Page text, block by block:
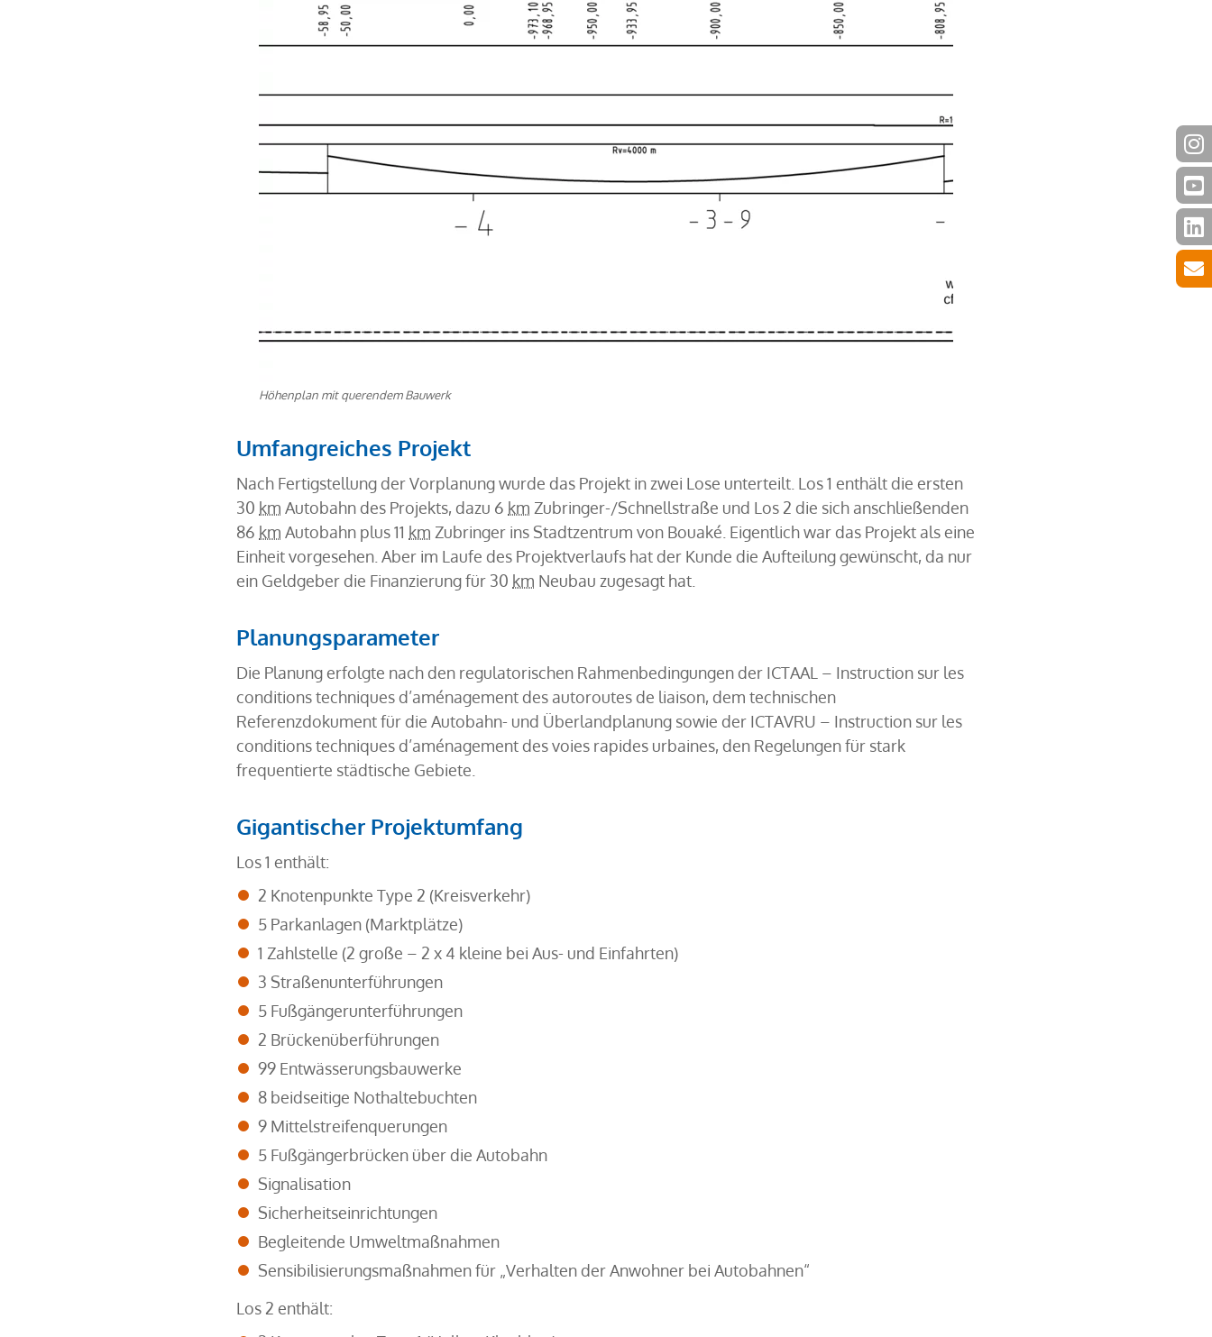
Höhenplan mit querendem Bauwerk
Umfangreiches Projekt
Nach Fertigstellung der Vorplanung wurde das Projekt in zwei Lose unterteilt. Los 1 enthält die ersten
30 km Autobahn des Projekts, dazu 6 km Zubringer-/Schnellstraße und Los 2 die sich anschließenden
86 km Autobahn plus 11 km Zubringer ins Stadtzentrum von Bouaké. Eigentlich war das Projekt als eine
Einheit vorgesehen. Aber im Laufe des Projektverlaufs hat der Kunde die Aufteilung gewünscht, da nur
ein Geldgeber die Finanzierung für 30 km Neubau zugesagt hat.
Planungsparameter
Die Planung erfolgte nach den regulatorischen Rahmenbedingungen der ICTAAL – Instruction sur les
conditions techniques d’aménagement des autoroutes de liaison, dem technischen
Referenzdokument für die Autobahn- und Überlandplanung sowie der ICTAVRU – Instruction sur les
conditions techniques d’aménagement des voies rapides urbaines, den Regelungen für stark
frequentierte städtische Gebiete.
Gigantischer Projektumfang
Los 1 enthält:
2 Knotenpunkte Type 2 (Kreisverkehr)
5 Parkanlagen (Marktplätze)
1 Zahlstelle (2 große – 2 x 4 kleine bei Aus- und Einfahrten)
3 Straßenunterführungen
5 Fußgängerunterführungen
2 Brückenüberführungen
99 Entwässerungsbauwerke
8 beidseitige Nothaltebuchten
9 Mittelstreifenquerungen
5 Fußgängerbrücken über die Autobahn
Signalisation
Sicherheitseinrichtungen
Begleitende Umweltmaßnahmen
Sensibilisierungsmaßnahmen für „Verhalten der Anwohner bei Autobahnen“
Los 2 enthält: